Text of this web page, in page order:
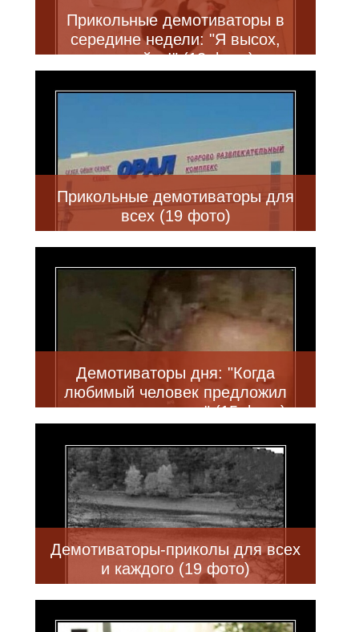
Прикольные демотиваторы в
середине недели: "Я высох,
снимайте!" (13 фото)
Прикольные демотиваторы для
всех (19 фото)
Демотиваторы дня: "Когда
любимый человек предложил
посмотреть кино…" (15 фото)
Демотиваторы-приколы для всех
и каждого (19 фото)